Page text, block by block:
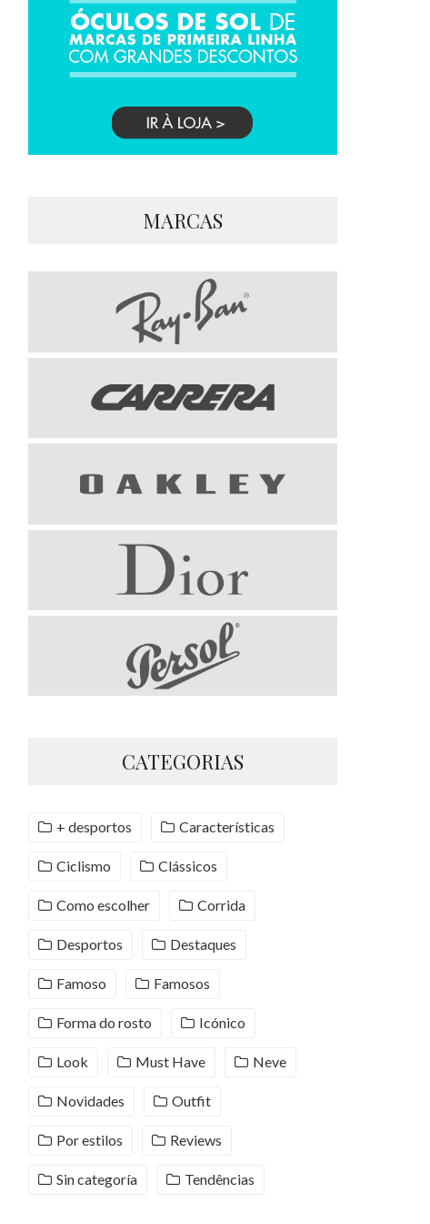
MARCAS
CATEGORIAS
+ desportos Características
Ciclismo Clássicos
Como escolher Corrida
Desportos Destaques
Famoso Famosos
Forma do rosto Icónico
Look Must Have Neve
Novidades Outfit
Por estilos Reviews
Sin categoría Tendências